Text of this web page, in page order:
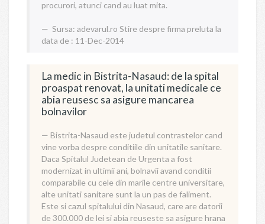
procurori, atunci cand au luat mita.
Sursa: adevarul.ro Stire despre firma preluta la
data de : 11-Dec-2014
La medic in Bistrita-Nasaud: de la spital
proaspat renovat, la unitati medicale ce
abia reusesc sa asigure mancarea
bolnavilor
Bistrita-Nasaud este judetul contrastelor cand
vine vorba despre conditiile din unitatile sanitare.
Daca Spitalul Judetean de Urgenta a fost
modernizat in ultimii ani, bolnavii avand conditii
comparabile cu cele din marile centre universitare,
alte unitati sanitare sunt la un pas de faliment.
Este si cazul spitalului din Nasaud, care are datorii
de 300.000 de lei si abia reuseste sa asigure hrana